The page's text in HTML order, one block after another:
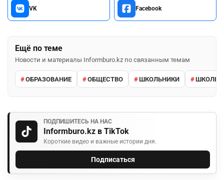
VK Facebook
Ещё по теме
Новости и материалы Informburo.kz по связанным темам
ОБРАЗОВАНИЕ ОБЩЕСТВО ШКОЛЬНИКИ
ПОДПИШИТЕСЬ НА НАС
Informburo.kz в TikTok
Короткие видео и важные истории дня.
Подписаться